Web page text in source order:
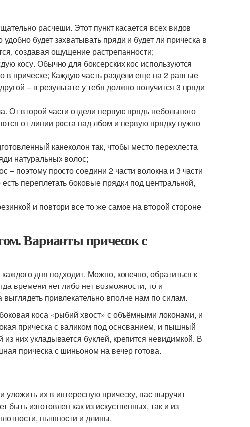
расчеши. Этот пункт касается всех видов
будет захватывать пряди и будет ли прическа в
создавая ощущение растрепанности;
косу. Обычно для боксерских кос используются
прическе; Каждую часть раздели еще на 2 равные
– в результате у тебя должно получится 3 пряди
От второй части отдели первую прядь небольшого
от линии роста над лбом и первую прядку нужно
канеколон так, чтобы место перехлеста
натуральных волос;
– поэтому просто соедини 2 части волокна и 3 части
переплетать боковые прядки под центральной,
и повтори все то же самое на второй стороне
Варианты причесок с
дня подходит. Можно, конечно, обратиться к
времени нет либо нет возможности, то и
выглядеть привлекательно вполне нам по силам.
коса «рыбий хвост» с объёмными локонами, и
прическа с валиком под основанием, и пышный
них укладывается буклей, крепится невидимкой. В
прическа с шиньоном на вечер готова.
их в интересную прическу, вас выручит
изготовлен как из искуственных, так и из
пышности и длины.